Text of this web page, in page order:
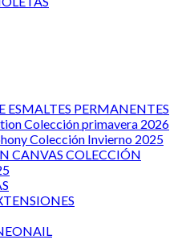
ESMALTES PERMANENTES
Colección primavera 2026
Colección Invierno 2025
CANVAS COLECCIÓN